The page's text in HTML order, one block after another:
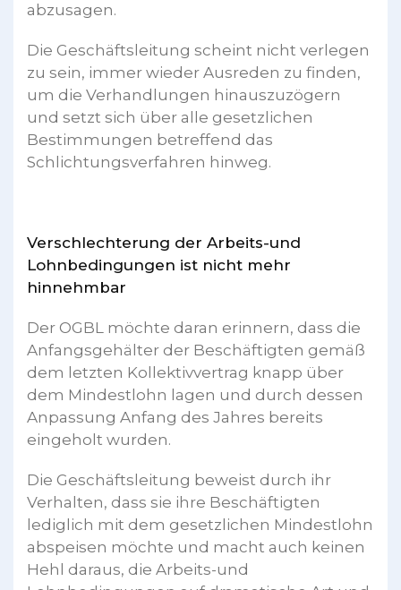
abzusagen.
Die Geschäftsleitung scheint nicht verlegen
zu sein, immer wieder Ausreden zu finden,
um die Verhandlungen hinauszuzögern
und setzt sich über alle gesetzlichen
Bestimmungen betreffend das
Schlichtungsverfahren hinweg.
Verschlechterung der Arbeits-und
Lohnbedingungen ist nicht mehr
hinnehmbar
Der OGBL möchte daran erinnern, dass die
Anfangsgehälter der Beschäftigten gemäß
dem letzten Kollektivvertrag knapp über
dem Mindestlohn lagen und durch dessen
Anpassung Anfang des Jahres bereits
eingeholt wurden.
Die Geschäftsleitung beweist durch ihr
Verhalten, dass sie ihre Beschäftigten
lediglich mit dem gesetzlichen Mindestlohn
abspeisen möchte und macht auch keinen
Hehl daraus, die Arbeits-und